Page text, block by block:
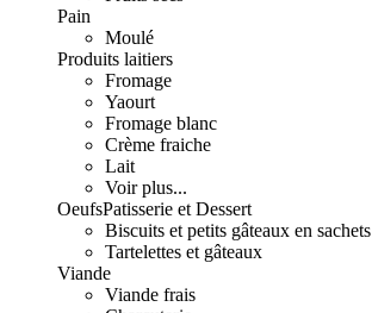
Pain
Moulé
Produits laitiers
Fromage
Yaourt
Fromage blanc
Crème fraiche
Lait
Voir plus...
OeufsPatisserie et Dessert
Biscuits et petits gâteaux en sachets
Tartelettes et gâteaux
Viande
Viande frais